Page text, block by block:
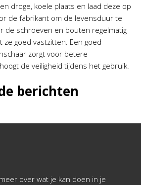
droge, koele plaats en laad deze op
de fabrikant om de levensduur te
de schroeven en bouten regelmatig
goed vastzitten. Een goed
zorgt voor betere
de veiligheid tijdens het gebruik.
berichten
over wat je kan doen in je